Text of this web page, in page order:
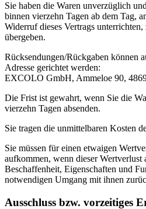
Sie haben die Waren unverzüglich
binnen vierzehn Tagen ab dem Tag,
Widerruf dieses Vertrags
übergeben.
Rücksendungen/Rückgaben können
Adresse gerichtet werden:
EXCOLO GmbH, Ammeloe 90,
Die Frist ist gewahrt, wenn Sie die
vierzehn Tagen absenden.
Sie tragen die unmittelbaren Kosten
Sie müssen für einen etwaigen
aufkommen, wenn dieser Wertverlust
Beschaffenheit, Eigenschaften und
notwendigen Umgang mit ihnen
Ausschluss bzw. vorzeitiges